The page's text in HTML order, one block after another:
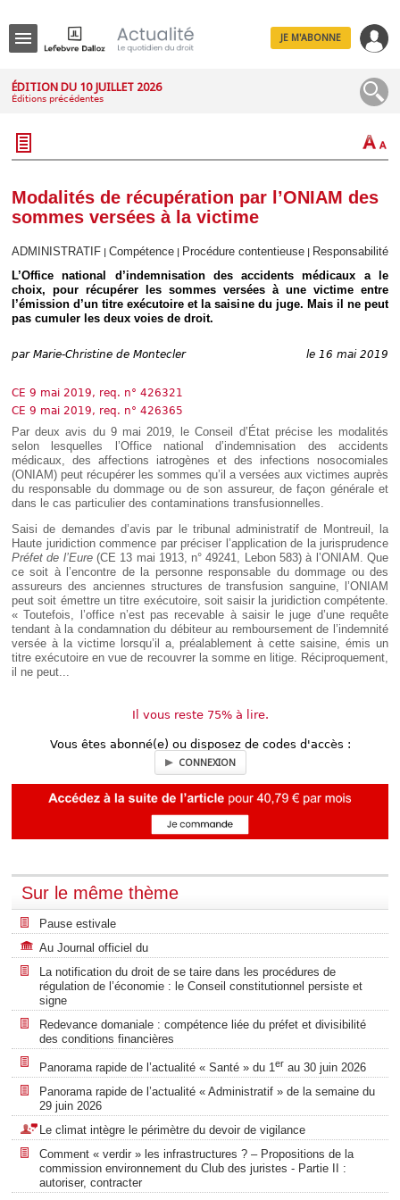
IT
JE M'ABONNE
ÉDITION DU 10 JUILLET 2026
Éditions précédentes
Modalités de récupération par l’ONIAM des
sommes versées à la victime
ADMINISTRATIF Compétence Procédure contentieuse
Responsabilité
L’Office national d’indemnisation des accidents médicaux a le
choix, pour récupérer les sommes versées à une victime entre
l’émission d’un titre exécutoire et la saisine du juge. Mais il ne peut
pas cumuler les deux voies de droit.
par Marie-Christine de Montecler le 16 mai 2019
CE 9 mai 2019, req. n° 426321
CE 9 mai 2019, req. n° 426365
Par deux avis du 9 mai 2019, le Conseil d’État précise les modalités
selon lesquelles l’Office national d’indemnisation des accidents
médicaux, des affections iatrogènes et des infections nosocomiales
(ONIAM) peut récupérer les sommes qu’il a versées aux victimes auprès
du responsable du dommage ou de son assureur, de façon générale et
dans le cas particulier des contaminations transfusionnelles.
Saisi de demandes d’avis par le tribunal administratif de Montreuil, la
Haute juridiction commence par préciser l’application de la jurisprudence
Préfet de l’Eure(CE 13 mai 1913, n° 49241, Lebon 583) à l’ONIAM. Que
ce soit à l’encontre de la personne responsable du dommage ou des
assureurs des anciennes structures de transfusion sanguine, l’ONIAM
peut soit émettre un titre exécutoire, soit saisir la juridiction compétente.
« Toutefois, l’office n’est pas recevable à saisir le juge d’une requête
tendant à la condamnation du débiteur au remboursement de l’indemnité
versée à la victime lorsqu’il a, préalablement à cette saisine, émis un
titre exécutoire en vue de recouvrer la somme en litige. Réciproquement,
il ne peut...
Il vous reste 75% à lire.
Vous êtes abonné(e) ou disposez de codes d'accès :
CONNEXION
Sur le même thème
Pause estivale
Au Journal officiel du
La notification du droit de se taire dans les procédures de
régulation de l’économie : le Conseil constitutionnel persiste et
signe
Redevance domaniale : compétence liée du préfet et divisibilité
des conditions financières
Panorama rapide de l’actualité « Santé » du 1 er au 30 juin 2026
Panorama rapide de l’actualité « Administratif » de la semaine du
29 juin 2026
Le climat intègre le périmètre du devoir de vigilance
Comment « verdir » les infrastructures ? – Propositions de la
commission environnement du Club des juristes - Partie II :
autoriser, contracter